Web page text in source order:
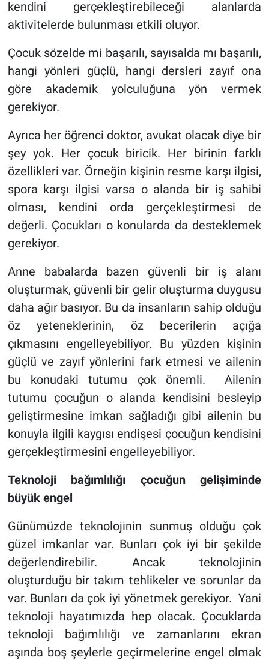
kendini gerçekleştirebileceği alanlarda
aktivitelerde bulunması etkili oluyor.
Çocuk sözelde mi başarılı, sayısalda mı başarılı,
hangi yönleri güçlü, hangi dersleri zayıf ona
göre akademik yolculuğuna yön vermek
gerekiyor.
Ayrıca her öğrenci doktor, avukat olacak diye bir
şey yok. Her çocuk biricik. Her birinin farklı
özellikleri var. Örneğin kişinin resme karşı ilgisi,
spora karşı ilgisi varsa o alanda bir iş sahibi
olması, kendini orda gerçekleştirmesi de
değerli. Çocukları o konularda da desteklemek
gerekiyor.
Anne babalarda bazen güvenli bir iş alanı
oluşturmak, güvenli bir gelir oluşturma duygusu
daha ağır basıyor. Bu da insanların sahip olduğu
öz yeteneklerinin, öz becerilerin açığa
çıkmasını engelleyebiliyor. Bu yüzden kişinin
güçlü ve zayıf yönlerini fark etmesi ve ailenin
bu konudaki tutumu çok önemli. Ailenin
tutumu çocuğun o alanda kendisini besleyip
geliştirmesine imkan sağladığı gibi ailenin bu
konuyla ilgili kaygısı endişesi çocuğun kendisini
gerçekleştirmesini engelleyebiliyor.
Teknoloji bağımlılığı çocuğun gelişiminde
büyük engel
Günümüzde teknolojinin sunmuş olduğu çok
güzel imkanlar var. Bunları çok iyi bir şekilde
değerlendirebilir. Ancak teknolojinin
oluşturduğu bir takım tehlikeler ve sorunlar da
var. Bunları da çok iyi yönetmek gerekiyor. Yani
teknoloji hayatımızda hep olacak. Çocuklarda
teknoloji bağımlılığı ve zamanlarını ekran
aşında boş şeylerle geçirmelerine engel olmak